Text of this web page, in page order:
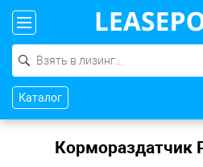
Каталог
Кормораздатчик